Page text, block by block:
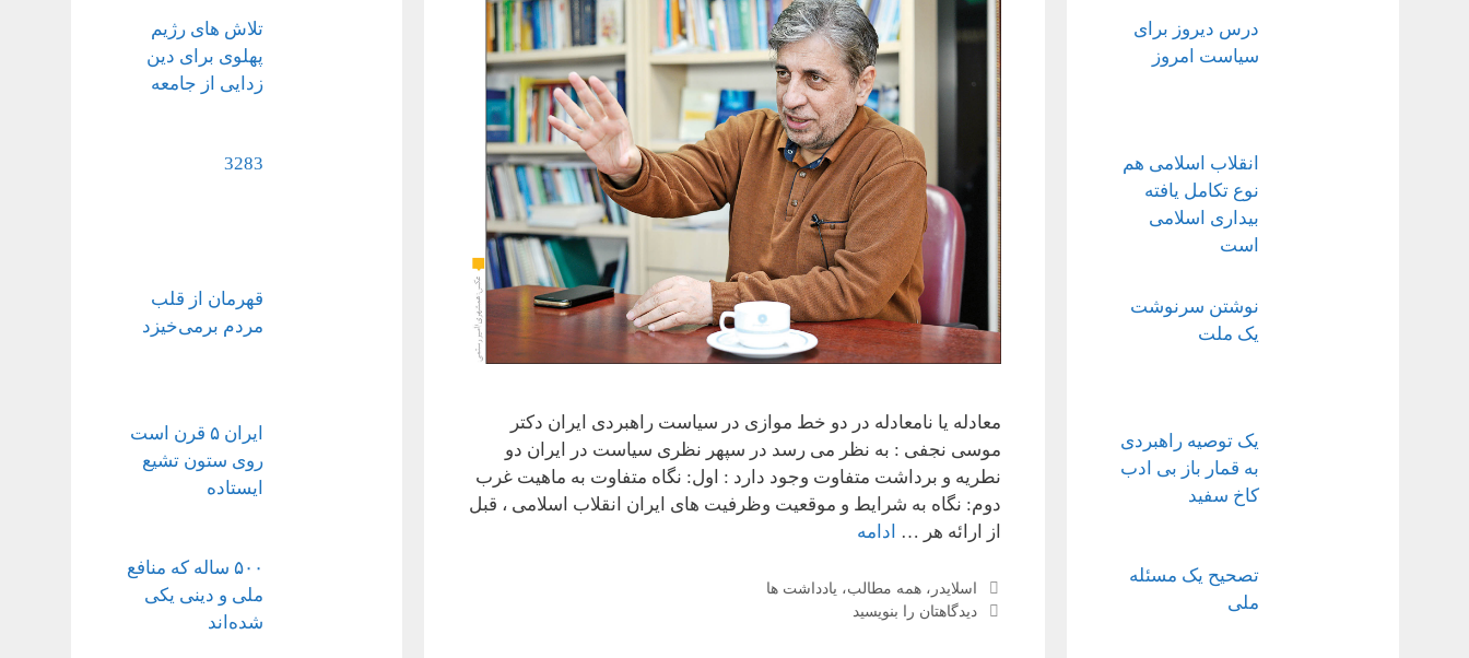
معادله یا نامعادله در دو خط موازی در سیاست راهبردی ایران دکتر
موسی نجفی : به نظر می رسد در سپهر نظری سیاست در ایران دو
نطریه و برداشت متفاوت وجود دارد : اول: نگاه متفاوت به ماهیت غرب
دوم: نگاه به شرایط و موقعیت وظرفیت های ایران انقلاب اسلامی ، قبل
از ارائه هر …
ادامه
دسته‌ها
اسلایدر ، همه مطالب، یادداشت ها
دیدگاهتان را بنویسید
تلاش های رژیم
پهلوی برای دین
زدایی از جامعه
3283
قهرمان از قلب
مردم برمی‌خیزد
ایران ۵ قرن است
روی ستون تشیع
ایستاده
۵۰۰ ساله که منافع
ملی و دینی یکی
شده‌اند
درس دیروز برای
سیاست امروز
انقلاب اسلامی هم
نوع تکامل یافته
بیداری اسلامی
است
نوشتن سرنوشت
یک ملت
یک توصیه راهبردی
به قمار باز بی ادب
کاخ سفید
تصحیح یک مسئله
ملی